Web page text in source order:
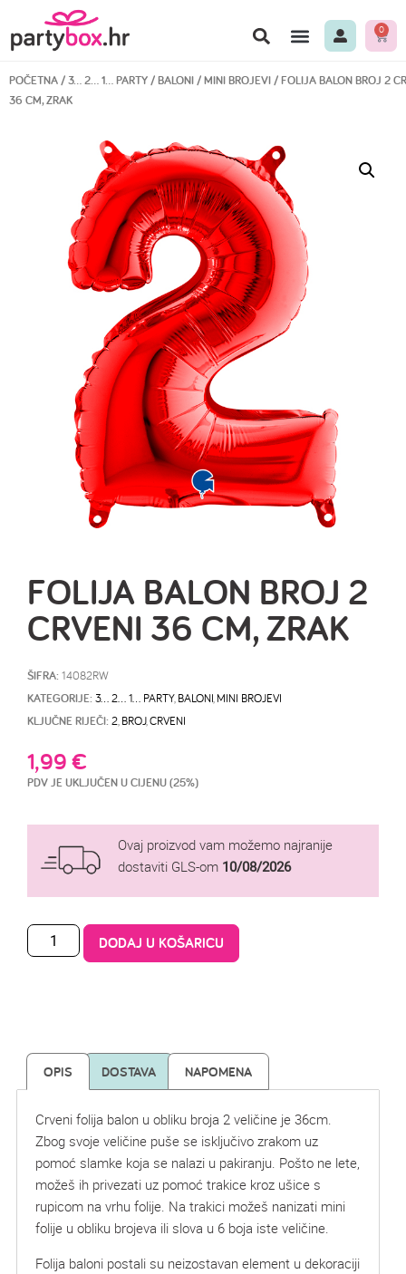
0
POČETNA/3… 2… 1… PARTY/BALONI/MINI BROJEVI/ FOLIJA BALON BROJ 2
36 CM, ZRAK
FOLIJA BALON BROJ 2
CRVENI 36 CM, ZRAK
ŠIFRA: 14082RW
KATEGORIJE: 3… 2… 1… PARTY, BALONI MINI BROJEVI
KLJUČNE RIJEČI: 2 BROJ,CRVENI
1,99€
PDV JE UKLJUČEN U CIJENU (25%)
Ovaj proizvod vam možemo najranije
dostaviti GLS-om 10/08/2026
DODAJ U KOŠARICU
OPIS DOSTAVA NAPOMENA
Crveni folija balon u obliku broja 2 veličine je 36cm.
Zbog svoje veličine puše se isključivo zrakom uz
pomoć slamke koja se nalazi u pakiranju. Pošto ne lete,
možeš ih privezati uz pomoć trakice kroz ušice s
rupicom na vrhu folije. Na trakici možeš nanizati mini
folije u obliku brojeva ili slova u 6 boja iste veličine.
Folija baloni postali su neizostavan element u dekoraciji